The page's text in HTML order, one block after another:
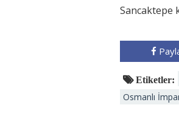
Sancaktepe
Etiketler:
Osmanlı